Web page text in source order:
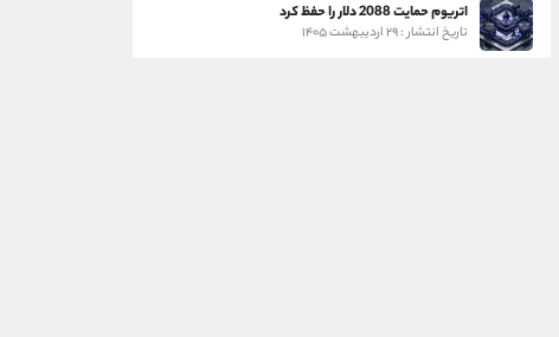
اتریوم حمایت 2088 دلار را حفظ کرد
تاریخ انتشار : ۲۹ اردیبهشت ۱۴۰۵